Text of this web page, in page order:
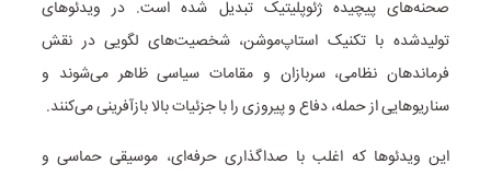
صحنه‌های پیچیده ژئوپلیتیک تبدیل شده است. در ویدئوهای
تولیدشده با تکنیک استاپ‌موشن، شخصیت‌های لگویی در نقش
فرماندهان نظامی، سربازان و مقامات سیاسی ظاهر می‌شوند و
سناریوهایی از حمله، دفاع و پیروزی را با جزئیات بالا بازآفرینی می‌کنند.
این ویدئوها که اغلب با صداگذاری حرفه‌ای، موسیقی حماسی و